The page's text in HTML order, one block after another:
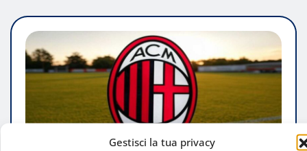
Gestisci la tua privacy